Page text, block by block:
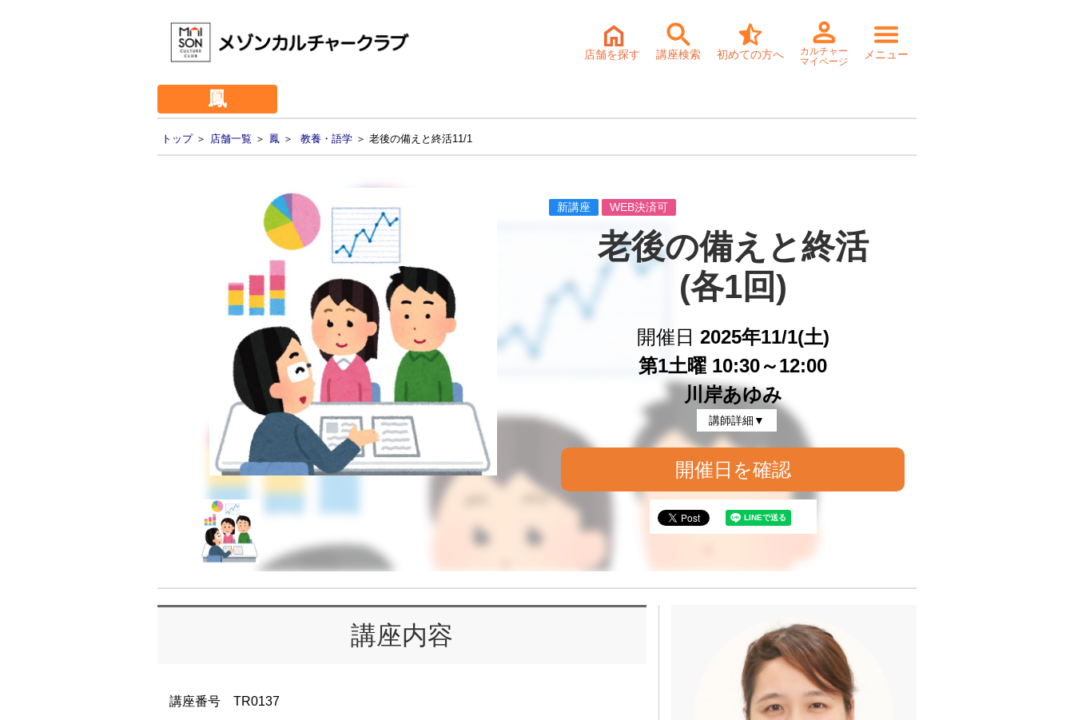
店舗を探す 講座検索 初めての方へ
カルチャー
マイページ
メニュー
鳳
トップ＞ 店舗一覧 ＞ 鳳 ＞ 教養・語学 ＞ 老後の備えと終活11/1
新講座 WEB決済可
老後の備えと終活
(各1回)
開催日 2025年11/1(土)
第1土曜 10:30～12:00
川岸あゆみ
講師詳細▼
開催日を確認
講座内容
講座番号 TR0137